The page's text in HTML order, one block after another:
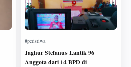
Jaghur Stefanus Lantik 96
Anggota dari 14 BPD di